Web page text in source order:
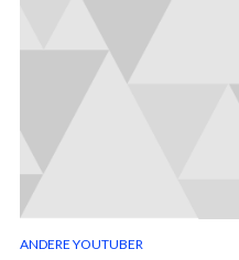
ANDERE YOUTUBER